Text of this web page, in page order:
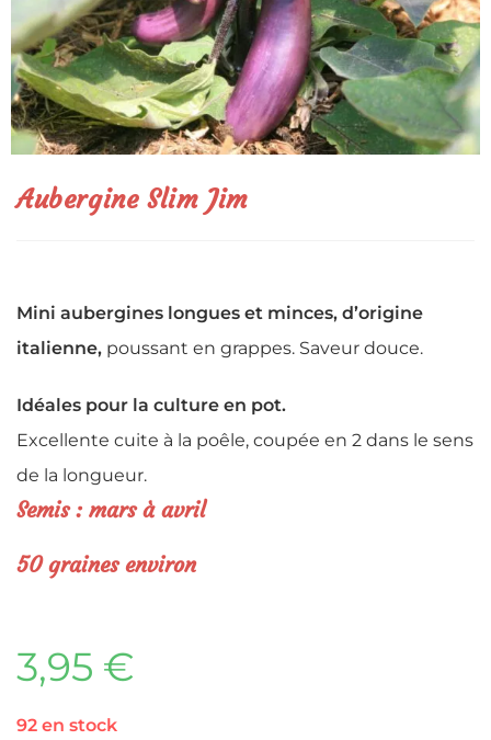
Aubergine Slim Jim
Mini aubergines longues et minces, d’origine
italienne, poussant en grappes. Saveur douce.
Idéales pour la culture en pot.
Excellente cuite à la poêle, coupée en 2 dans le sens
de la longueur.
Semis : mars à avril
50 graines environ
3,95 €
92 en stock